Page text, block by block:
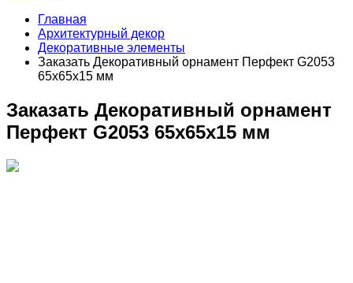
Главная
Архитектурный декор
Декоративные элементы
Заказать Декоративный орнамент Перфект G2053
65х65х15 мм
Заказать Декоративный орнамент
Перфект G2053 65х65х15 мм